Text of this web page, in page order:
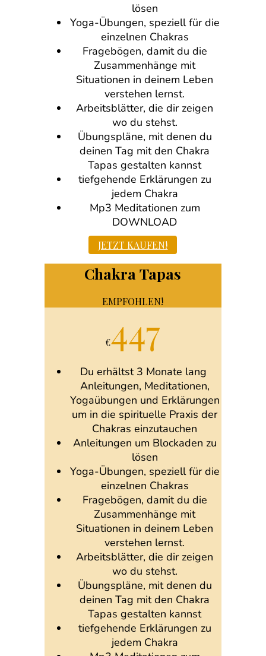
lösen
Yoga-Übungen, speziell für die
einzelnen Chakras
Fragebögen, damit du die
Zusammenhänge mit
Situationen in deinem Leben
verstehen lernst.
Arbeitsblätter, die dir zeigen
wo du stehst.
Übungspläne, mit denen du
deinen Tag mit den Chakra
Tapas gestalten kannst
tiefgehende Erklärungen zu
jedem Chakra
Mp3 Meditationen zum
DOWNLOAD
JETZT KAUFEN!
Chakra Tapas
EMPFOHLEN!
€447
Du erhältst 3 Monate lang
Anleitungen, Meditationen,
Yogaübungen und Erklärungen
um in die spirituelle Praxis der
Chakras einzutauchen
Anleitungen um Blockaden zu
lösen
Yoga-Übungen, speziell für die
einzelnen Chakras
Fragebögen, damit du die
Zusammenhänge mit
Situationen in deinem Leben
verstehen lernst.
Arbeitsblätter, die dir zeigen
wo du stehst.
Übungspläne, mit denen du
deinen Tag mit den Chakra
Tapas gestalten kannst
tiefgehende Erklärungen zu
jedem Chakra